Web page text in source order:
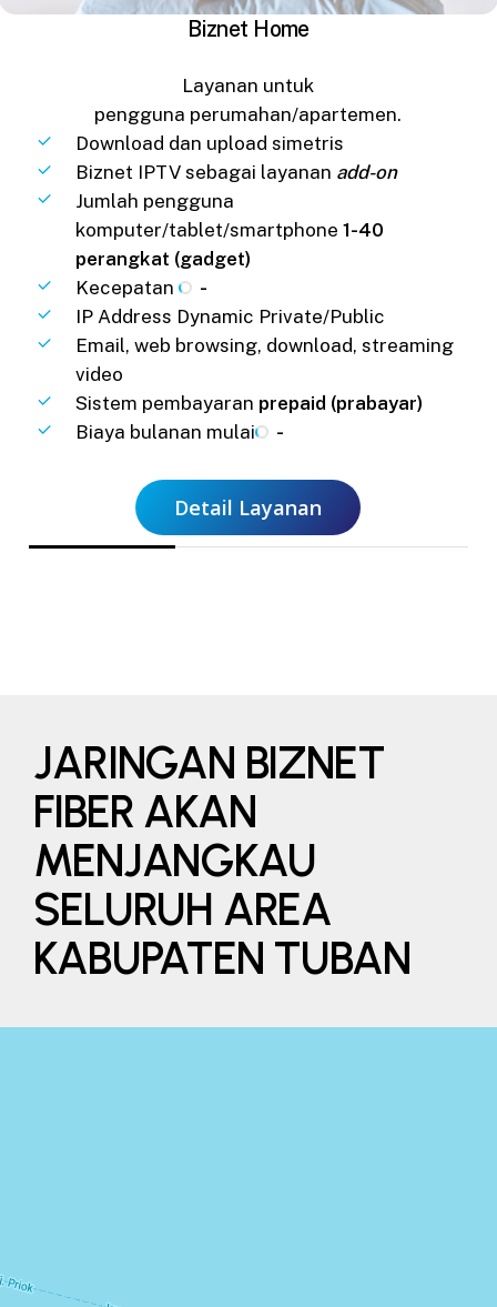
Biznet Home
Layanan untuk
pengguna perumahan/apartemen.
Download dan upload simetris
Biznet IPTV sebagai layanan add-on
Jumlah pengguna
komputer/tablet/smartphone1-40
perangkat (gadget)
Kecepatan
-
IP Address Dynamic Private/Public
Email, web browsing, download, streaming
video
Sistem pembayaran prepaid (prabayar)
Biaya bulanan mulai
-
Detail Layanan
JARINGAN BIZNET
FIBER AKAN
MENJANGKAU
SELURUH AREA
KABUPATEN TUBAN